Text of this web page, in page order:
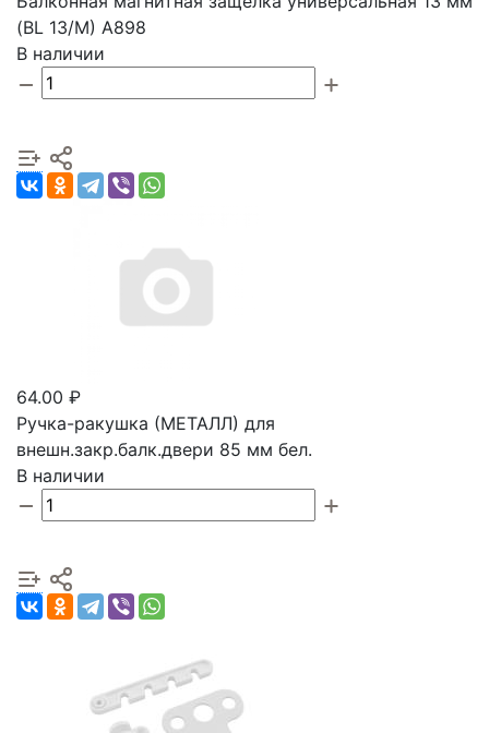
(BL 13/M) А898
В наличии
64.00 ₽
Ручка-ракушка (МЕТАЛЛ) для
внешн.закр.балк.двери 85 мм бел.
В наличии